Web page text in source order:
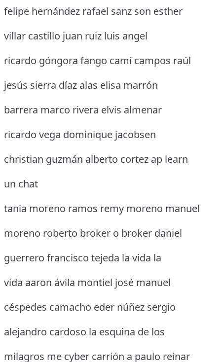
felipe hernández rafael sanz son esther
villar castillo juan ruiz luis angel
ricardo góngora fango camí campos raúl
jesús sierra díaz alas elisa marrón
barrera marco rivera elvis almenar
ricardo vega dominique jacobsen
christian guzmán alberto cortez ap learn
un chat
tania moreno ramos remy moreno manuel
moreno roberto broker o broker daniel
guerrero francisco tejeda la vida la
vida aaron ávila montiel josé manuel
céspedes camacho eder núñez sergio
alejandro cardoso la esquina de los
milagros me cyber carrión a paulo reinar